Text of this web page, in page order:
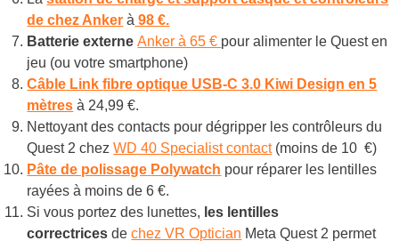
de chez Anker à 98 €.
Batterie externe Anker à 65 € pour alimenter le Quest en
jeu (ou votre smartphone)
Câble Linkfibre optique USB-C 3.0 Kiwi Design en 5
mètres à 24,99 €.
Nettoyant des contacts pour dégripper les contrôleursdu
Quest 2 chezWD 40 Specialist contact(moins de 10 €)
Pâte de polissage Polywatch pour réparer les lentilles
rayées à moins de 6 €.
Si vous portez des lunettes, les lentilles
correctrices dechez VR Optician Meta Quest 2 permet